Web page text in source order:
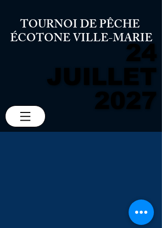
TOURNOI DE PÊCHE
ÉCOTONE VILLE-MARIE
24
JUILLET
2027
24
JUILLET
2027